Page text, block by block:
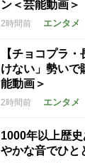
ン＜芸能動画＞
2時間前 エンタメ
【チョコプラ
けない」勢いで
能動画＞
2時間前 エンタメ
1000年以上歴
やかな音でひ